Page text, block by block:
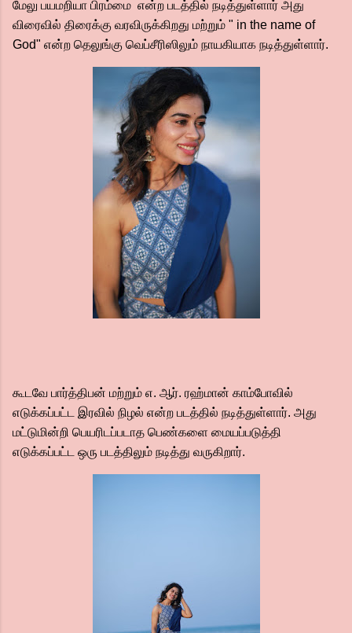
மேலு பயமறியா பிரம்மை என்ற படத்தில் நடித்துள்ளார் அது
விரைவில் திரைக்கு வரவிருக்கிறது மற்றும் " in the name of
God" என்ற தெலுங்கு வெப்சீரிஸிலும் நாயகியாக நடித்துள்ளார்.
கூடவே பார்த்திபன் மற்றும் எ. ஆர். ரஹ்மான் காம்போவில்
எடுக்கப்பட்ட இரவில் நிழல் என்ற படத்தில் நடித்துள்ளார். அது
மட்டுமின்றி பெயரிடப்படாத பெண்களை மையப்படுத்தி
எடுக்கப்பட்ட ஒரு படத்திலும் நடித்து வருகிறார்.